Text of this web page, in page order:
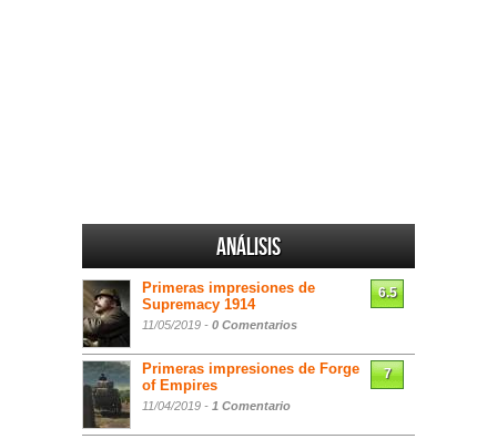
Análisis
Primeras impresiones de
Supremacy 1914
11/05/2019 - 0 Comentarios
6.5
Primeras impresiones de Forge
of Empires
11/04/2019 - 1 Comentario
7